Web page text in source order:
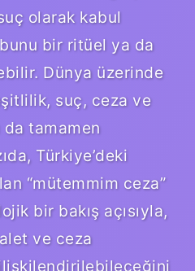
olarak kabul
bir ritüel ya da
Dünya üzerinde
suç, ceza ve
da tamamen
Türkiye’deki
“mütemmim ceza”
bir bakış açısıyla,
ve ceza